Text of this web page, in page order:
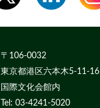
〒106-0032
東京都港区六本木5-11-16
国際文化会館内
Tel: 03-4241-5020